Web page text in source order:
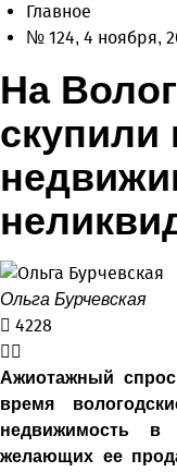
Главное
№ 124, 4 ноября,
На
скупили
Ольга Бурчевская
4228
Ажиотажный
время
недвижимость в
желающих ее